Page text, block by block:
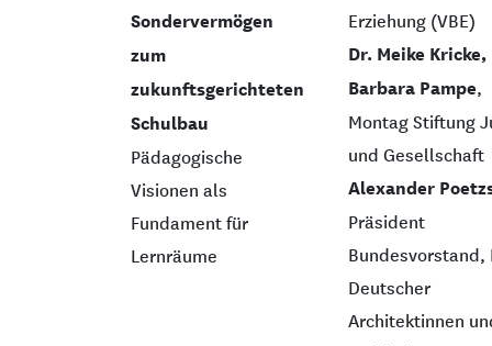
Sondervermögen
zum
zukunftsgerichteten
Schulbau
Pädagogische
Visionen als
Fundament für
Lernräume
Erziehung (VBE)
Dr. Meike Kricke,
Barbara Pampe,
Montag Stiftung
und Gesellschaft
Alexander
Präsident
Bundesvorstand,
Deutscher
Architektinnen